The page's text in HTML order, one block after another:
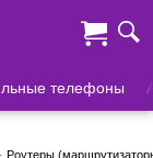
телефоны
Роутеры